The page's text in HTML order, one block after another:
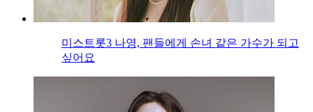
미스트롯3 나영, 팬들에게 손녀 같은 가수가 되고
싶어요